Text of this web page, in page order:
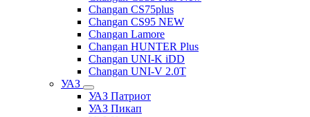
Changan CS75plus
Changan CS95 NEW
Changan Lamore
Changan HUNTER Plus
Changan UNI-K iDD
Changan UNI-V 2.0T
УАЗ
УАЗ Патриот
УАЗ Пикап